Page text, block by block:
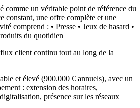
comme un véritable point de référence du
constant, une offre complète et une
comprend : • Presse • Jeux de hasard •
du quotidien
client continu tout au long de la
et élevé (900.000 € annuels), avec un
: extension des horaires,
présence sur les réseaux